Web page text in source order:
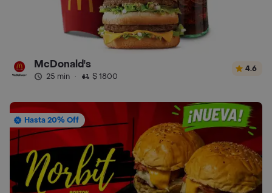
McDonald's
25 min · $ 1800
4.6
Hasta 20% Off